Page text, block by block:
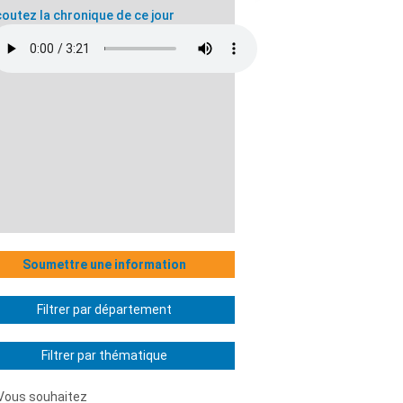
la chronique de ce jour
Soumettre une information
Filtrer par département
Filtrer par thématique
souhaitez